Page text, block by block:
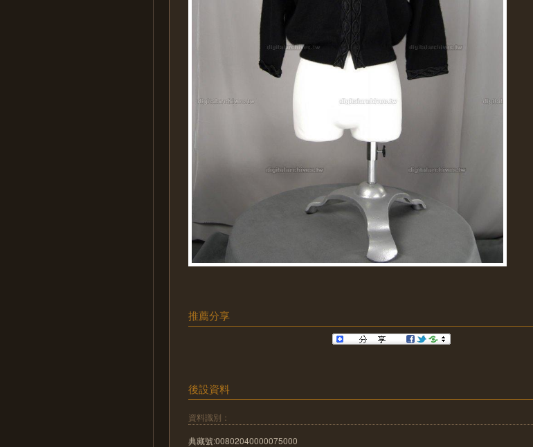
推薦分享
後設資料
資料識別：
典藏號:00802040000075000